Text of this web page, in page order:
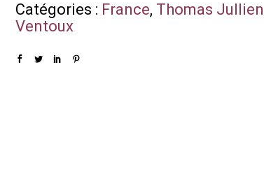
Catégories : France, Thomas Jullien
Ventoux